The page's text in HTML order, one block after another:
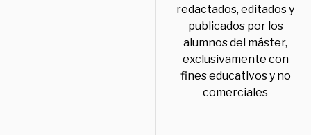
redactados, editados y
publicados por los
alumnos del máster,
exclusivamente con
fines educativos y no
comerciales